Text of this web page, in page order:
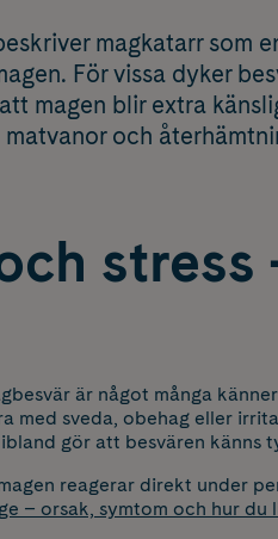
magkatarr som
För vissa dyker
magen blir extra
matvanor och
är något många
med sveda, obehag eller
gör att besvären känns
reagerar direkt under
– orsak, symtom och hur du